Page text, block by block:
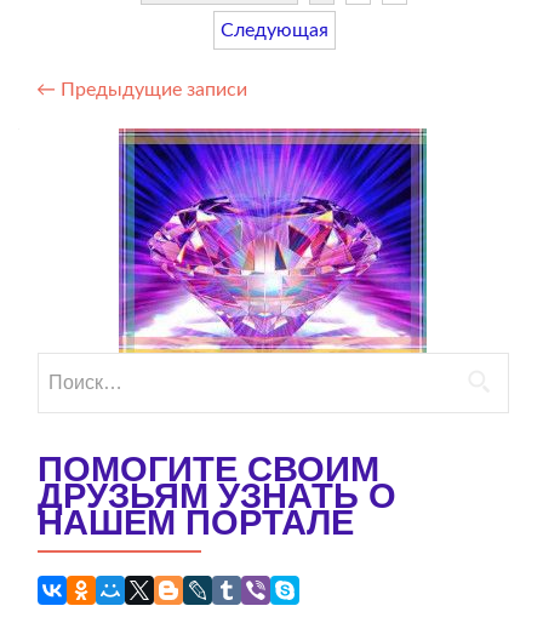
Следующая
Навигация
записям
← Предыдущие записи
ПОМОГИТЕ СВОИМ
ДРУЗЬЯМ УЗНАТЬ О
НАШЕМ ПОРТАЛЕ